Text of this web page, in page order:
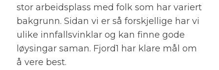
stor arbeidsplass med folk som har variert
bakgrunn. Sidan vi er så forskjellige har vi
ulike innfallsvinklar og kan finne gode
løysingar saman. Fjord1 har klare mål om
å vere best.